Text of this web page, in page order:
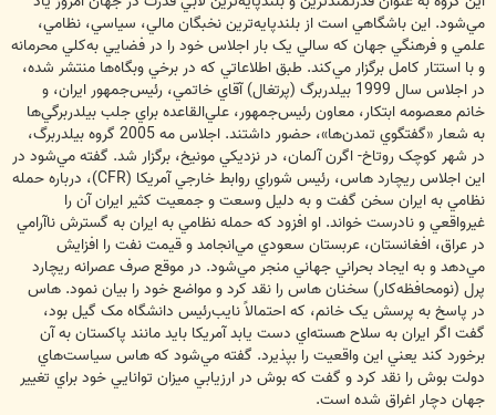
مي‌شود. اين باشگاهي است از بلندپايه‌ترين نخبگان مالي، سياسي، نظامي،
علمي و فرهنگي جهان که سالي يک بار اجلاس خود را در فضايي به‌کلي محرمانه
و با استتار کامل برگزار مي‌کند. طبق اطلاعاتي که در برخي وبگاه‌ها منتشر شده،
در اجلاس سال 1999 بيلدربرگ (پرتغال) آقاي خاتمي، رئيس‌جمهور ايران، و
خانم معصومه ابتکار، معاون رئيس‌جمهور، علي‌القاعده براي جلب بيلدربرگي‌ها
به شعار «گفتگوي تمدن‌ها»، حضور داشتند. اجلاس مه 2005 گروه بيلدربرگ،
در شهر کوچک روتاخ- اگرن آلمان، در نزديکي مونيخ، برگزار شد. گفته مي‌شود در
اين اجلاس ريچارد هاس، رئيس شوراي روابط خارجي آمريکا (CFR)، درباره حمله
نظامي به ايران سخن گفت و به دليل وسعت و جمعيت کثير ايران آن را
غيرواقعي و نادرست خواند. او افزود که حمله نظامي به ايران به گسترش ناآرامي
در عراق، افغانستان، عربستان سعودي مي‌انجامد و قيمت نفت را افزايش
مي‌دهد و به ايجاد بحراني جهاني منجر مي‌شود. در موقع صرف عصرانه ريچارد
پرل (نومحافظه‌کار) سخنان هاس را نقد کرد و مواضع خود را بيان نمود. هاس
در پاسخ به پرسش يک خانم، که احتمالاً نايب‌رئيس دانشگاه مک گيل بود،
گفت اگر ايران به سلاح هسته‌اي دست يابد آمريکا بايد مانند پاکستان به آن
برخورد کند يعني اين واقعيت را بپذيرد. گفته مي‌شود که هاس سياست‌هاي
دولت بوش را نقد کرد و گفت که بوش در ارزيابي ميزان توانايي خود براي تغيير
جهان دچار اغراق شده است.